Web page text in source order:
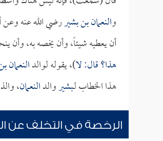
والنعمان بن بشيررضي الله عنه
أن يعطيه شيئاً، وأن يخصه به، وأن
هذا؟ قال: لا)، يقوله لوالدالنعمان
هذا الخطاب لـبشيروالدالنعمان،
الرخصة في التخلف عن